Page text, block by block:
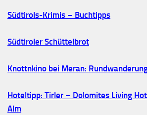
Südtirols-Krimis – Buchtipps
Südtiroler Schüttelbrot
Knottnkino bei Meran:
Hoteltipp: Tirler – Dolomites Living
Alm